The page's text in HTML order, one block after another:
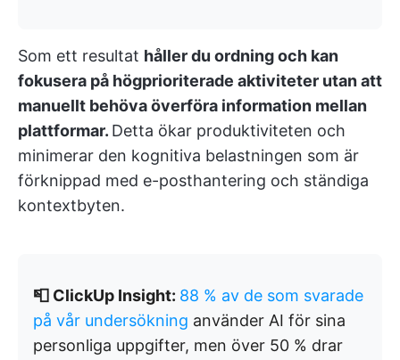
Som ett resultat håller du ordning och kan
fokusera på högprioriterade aktiviteter utan att
manuellt behöva överföra information mellan
plattformar. Detta ökar produktiviteten och
minimerar den kognitiva belastningen som är
förknippad med e-posthantering och ständiga
kontextbyten.
📮 ClickUp Insight: 88 % av de som svarade
på vår undersökning använder AI för sina
personliga uppgifter, men över 50 % drar